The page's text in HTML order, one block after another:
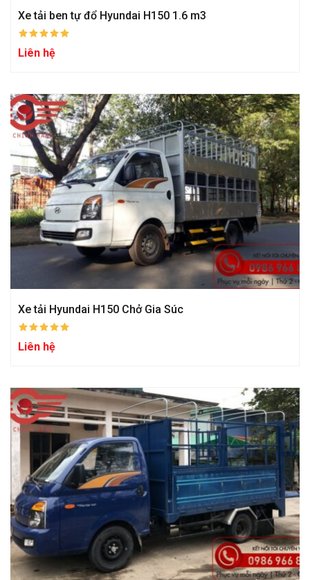
Xe tải ben tự đổ Hyundai H150 1.6 m3
Liên hệ
Xe tải Hyundai H150 Chở Gia Súc
Liên hệ